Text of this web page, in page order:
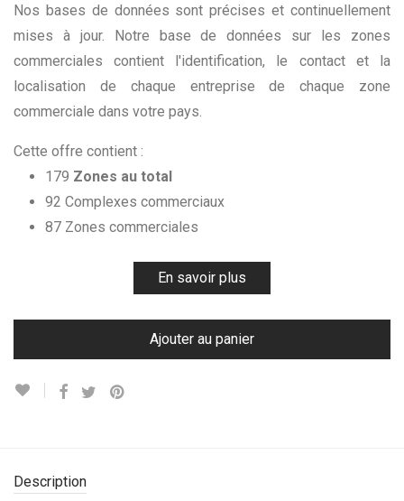
Nos bases de données sont précises et continuellement
mises à jour. Notre base de données sur les zones
commerciales contient l'identification, le contact et la
localisation de chaque entreprise de chaque zone
commerciale dans votre pays.
Cette offre contient :
179 Zones au total
92 Complexes commerciaux
87 Zones commerciales
En savoir plus
Ajouter au panier
Description